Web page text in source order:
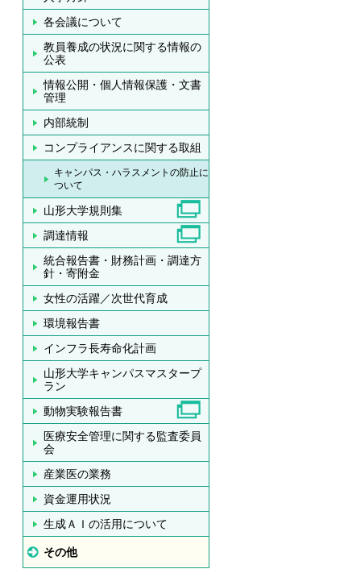
各会議について
教員養成の状況に関する情報の
公表
情報公開・個人情報保護・文書
管理
内部統制
コンプライアンスに関する取組
キャンパス・ハラスメントの防止に
ついて
山形大学規則集
調達情報
統合報告書・財務計画・調達方
針・寄附金
女性の活躍／次世代育成
環境報告書
インフラ長寿命化計画
山形大学キャンパスマスタープ
ラン
動物実験報告書
医療安全管理に関する監査委員
会
産業医の業務
資金運用状況
生成ＡＩの活用について
その他